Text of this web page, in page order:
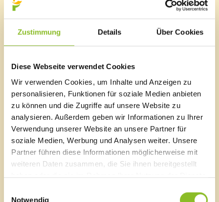
Zustimmung Details Über Cookies
Diese Webseite verwendet Cookies
Wir verwenden Cookies, um Inhalte und Anzeigen zu
personalisieren, Funktionen für soziale Medien anbieten
zu können und die Zugriffe auf unsere Website zu
analysieren. Außerdem geben wir Informationen zu Ihrer
Verwendung unserer Website an unsere Partner für
soziale Medien, Werbung und Analysen weiter. Unsere
Partner führen diese Informationen möglicherweise mit
weiteren Daten zusammen, die Sie ihnen bereitgestellt
haben oder die sie im Rahmen Ihrer Nutzung der Dienste
Notwendig
Gemeinsam mit Albert Oswald, der in seinem Buch
„Bsundrig sin mir – aber net so anderscht“ zahlreiche
Dialektausdrücke gesammelt hat, ist hier mit der
Sammlung der Gedichte von Jytte Dünser ein weiteres
Für die musikalische Umrahmung sorgt der
Gampelüner 3-Gesang, der den Abend mit
traditionellen Klängen bereichert und damit Literatur,
Musik und Mundart verbindet.
Marktgemeinde Frastanz
Sägenplatz 1